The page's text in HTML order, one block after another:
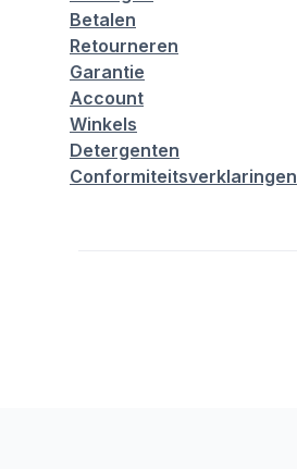
Betalen
Retourneren
Garantie
Account
Winkels
Detergenten
Conformiteitsverklaringen